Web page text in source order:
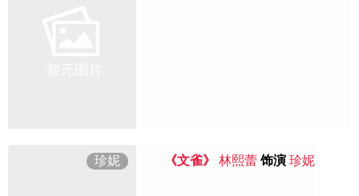
珍妮 《文雀》 林熙蕾 饰演 珍妮